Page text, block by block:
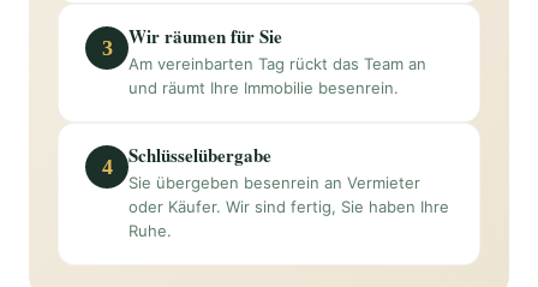
3 Wir räumen für Sie
Am vereinbarten Tag rückt das Team an
und räumt Ihre Immobilie besenrein.
4 Schlüsselübergabe
Sie übergeben besenrein an Vermieter
oder Käufer. Wir sind fertig, Sie haben Ihre
Ruhe.